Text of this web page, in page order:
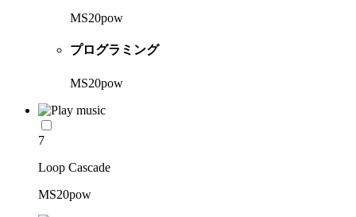
MS20pow
プログラミング
MS20pow
7
Loop Cascade
MS20pow